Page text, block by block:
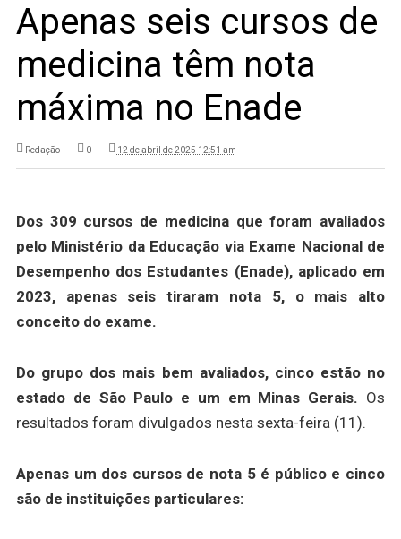
Apenas seis cursos de
medicina têm nota
máxima no Enade
Redação 0 12 de abril de 2025 12:51 am
Dos 309 cursos de medicina que foram avaliados
pelo Ministério da Educação via Exame Nacional de
Desempenho dos Estudantes (Enade), aplicado em
2023, apenas seis tiraram nota 5, o mais alto
conceito do exame.
Do grupo dos mais bem avaliados, cinco estão no
estado de São Paulo e um em Minas Gerais. Os
resultados foram divulgados nesta sexta-feira (11).
Apenas um dos cursos de nota 5 é público e cinco
são de instituições particulares: